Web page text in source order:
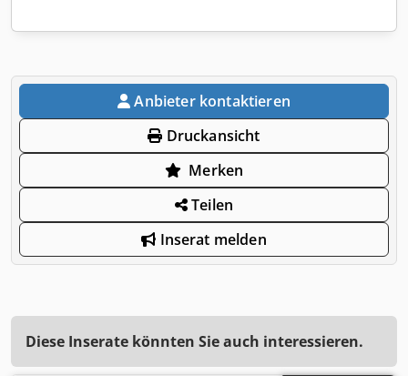
Anbieter kontaktieren
Druckansicht
Merken
Teilen
Inserat melden
Diese Inserate könnten Sie auch interessieren.